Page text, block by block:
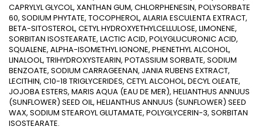
CAPRYLYL GLYCOL, XANTHAN GUM, CHLORPHENESIN, POLYSORBATE
60, SODIUM PHYTATE, TOCOPHEROL, ALARIA ESCULENTA EXTRACT,
BETA-SITOSTEROL, CETYL HYDROXYETHYLCELLULOSE, LIMONENE,
SORBITAN ISOSTEARATE, LACTIC ACID, POLYGLUCURONIC ACID,
SQUALENE, ALPHA-ISOMETHYL IONONE, PHENETHYL ALCOHOL,
LINALOOL, TRIHYDROXYSTEARIN, POTASSIUM SORBATE, SODIUM
BENZOATE, SODIUM CARRAGEENAN, JANIA RUBENS EXTRACT,
LECITHIN, C10-18 TRIGLYCERIDES, CETYL ALCOHOL, DECYL OLEATE,
JOJOBA ESTERS, MARIS AQUA (EAU DE MER), HELIANTHUS ANNUUS
(SUNFLOWER) SEED OIL, HELIANTHUS ANNUUS (SUNFLOWER) SEED
WAX, SODIUM STEAROYL GLUTAMATE, POLYGLYCERIN-3, SORBITAN
ISOSTEARATE.